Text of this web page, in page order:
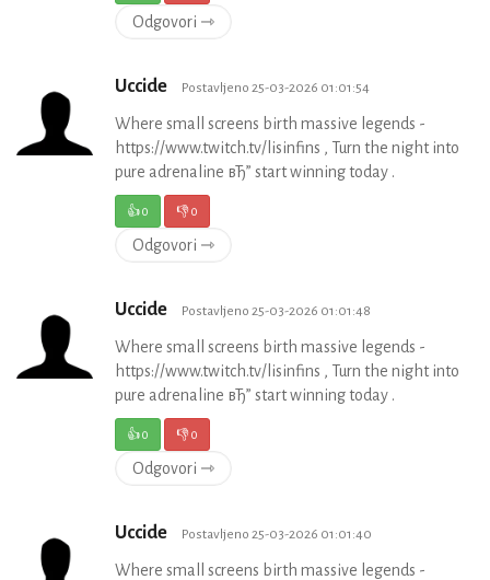
Odgovori ⇾
Uccide Postavljeno 25-03-2026 01:01:54
Where small screens birth massive legends -
https://www.twitch.tv/lisinfins , Turn the night into
pure adrenaline вЂ” start winning today .
👍0 👎0
Odgovori ⇾
Uccide Postavljeno 25-03-2026 01:01:48
Where small screens birth massive legends -
https://www.twitch.tv/lisinfins , Turn the night into
pure adrenaline вЂ” start winning today .
👍0 👎0
Odgovori ⇾
Uccide Postavljeno 25-03-2026 01:01:40
Where small screens birth massive legends -